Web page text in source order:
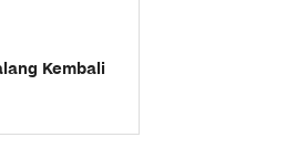
Kembali